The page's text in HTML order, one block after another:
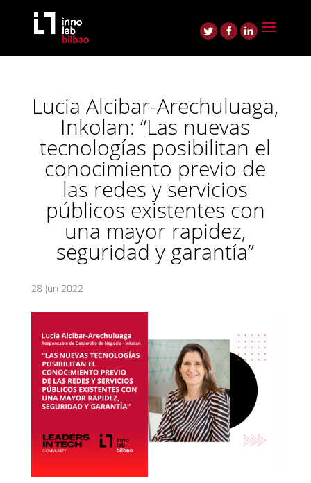
Lucia Alcibar-Arechuluaga,
Inkolan: “Las nuevas
tecnologías posibilitan el
conocimiento previo de
las redes y servicios
públicos existentes con
una mayor rapidez,
seguridad y garantía”
28 Jun 2022